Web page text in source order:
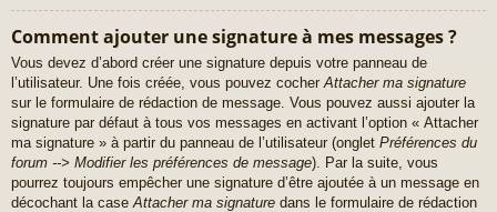
Comment ajouter une signature à mes messages ?
Vous devez d’abord créer une signature depuis votre panneau de
l’utilisateur. Une fois créée, vous pouvez cocher Attacher ma signature
sur le formulaire de rédaction de message. Vous pouvez aussi ajouter la
signature par défaut à tous vos messages en activant l’option « Attacher
ma signature » à partir du panneau de l’utilisateur (onglet Préférences du
forum --> Modifier les préférences de message). Par la suite, vous
pourrez toujours empêcher une signature d’être ajoutée à un message en
décochant la case Attacher ma signature dans le formulaire de rédaction